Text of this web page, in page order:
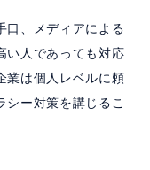
口、メディアによる
い人であっても対応
業は個人レベルに頼
シー対策を講じるこ